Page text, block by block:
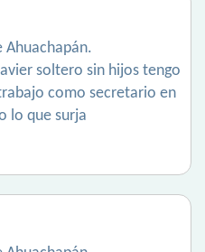
Ahuachapán.
soltero sin hijos tengo
como secretario en
lo que surja